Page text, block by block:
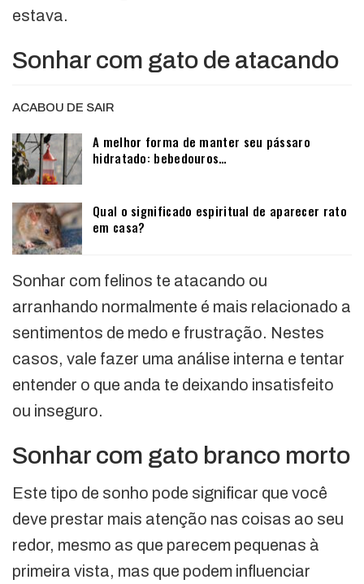
estava.
Sonhar com gato de atacando
ACABOU DE SAIR
A melhor forma de manter seu pássaro
hidratado: bebedouros…
Qual o significado espiritual de aparecer rato
em casa?
Sonhar com felinos te atacando ou
arranhando normalmente é mais relacionado a
sentimentos de medo e frustração. Nestes
casos, vale fazer uma análise interna e tentar
entender o que anda te deixando insatisfeito
ou inseguro.
Sonhar com gato branco morto
Este tipo de sonho pode significar que você
deve prestar mais atenção nas coisas ao seu
redor, mesmo as que parecem pequenas à
primeira vista, mas que podem influenciar